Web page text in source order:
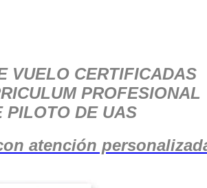
VUELO CERTIFICADAS
PROFESIONAL
PILOTO DE UAS
atención